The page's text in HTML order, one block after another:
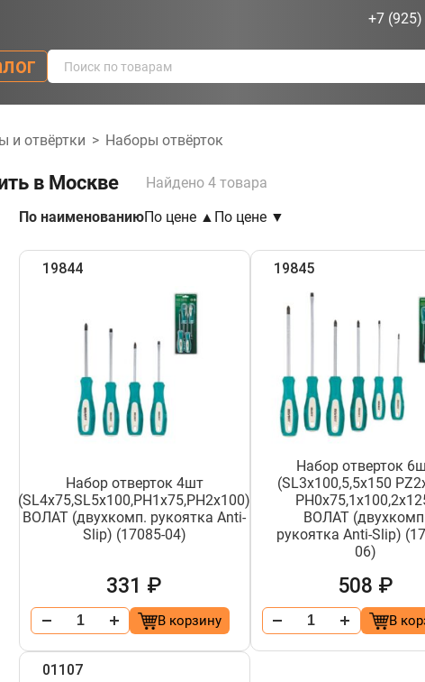
+7
и отвёртки > Наборы отвёрток
в Москве Найдено 4 товара
По наименованиюПо цене ▲ По цене ▼
19844
Набор отверток 4шт
(SL4х75,SL5х100,PH1х75,PH2х100)
ВОЛАТ (двухкомп. рукоятка Anti-
Slip) (17085-04)
331 ₽
В корзину
19845
Набор отверток
(SL3х100,5,5х150
ВОЛАТ
рукоятка Anti-Slip)
06)
508 ₽
В
01107